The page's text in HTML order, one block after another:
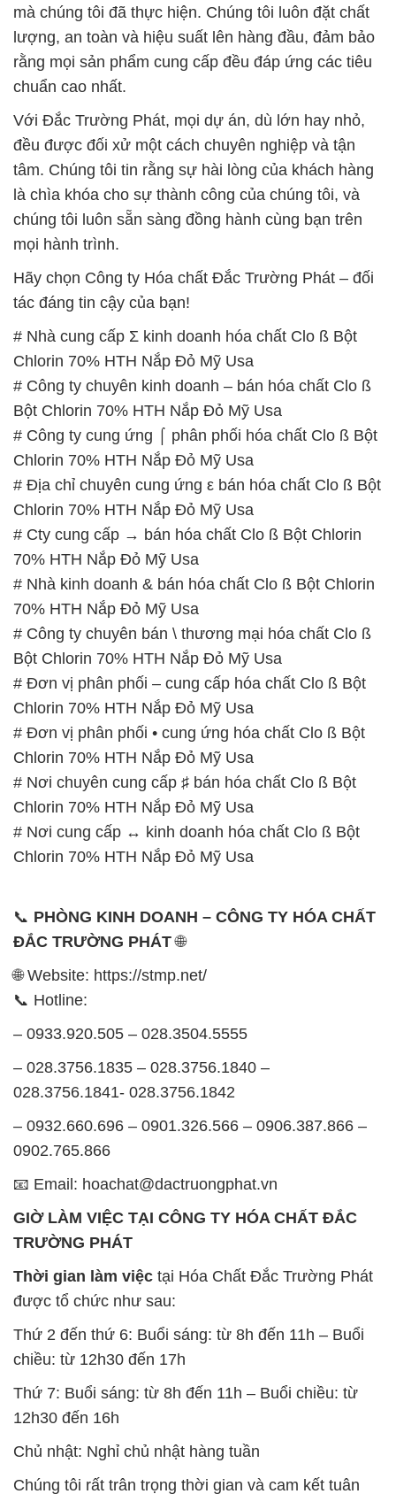
mà chúng tôi đã thực hiện. Chúng tôi luôn đặt chất
lượng, an toàn và hiệu suất lên hàng đầu, đảm bảo
rằng mọi sản phẩm cung cấp đều đáp ứng các tiêu
chuẩn cao nhất.
Với Đắc Trường Phát, mọi dự án, dù lớn hay nhỏ,
đều được đối xử một cách chuyên nghiệp và tận
tâm. Chúng tôi tin rằng sự hài lòng của khách hàng
là chìa khóa cho sự thành công của chúng tôi, và
chúng tôi luôn sẵn sàng đồng hành cùng bạn trên
mọi hành trình.
Hãy chọn Công ty Hóa chất Đắc Trường Phát – đối
tác đáng tin cậy của bạn!
# Nhà cung cấp Σ kinh doanh hóa chất Clo ß Bột
Chlorin 70% HTH Nắp Đỏ Mỹ Usa
# Công ty chuyên kinh doanh – bán hóa chất Clo ß
Bột Chlorin 70% HTH Nắp Đỏ Mỹ Usa
# Công ty cung ứng ⌠ phân phối hóa chất Clo ß Bột
Chlorin 70% HTH Nắp Đỏ Mỹ Usa
# Địa chỉ chuyên cung ứng ε bán hóa chất Clo ß Bột
Chlorin 70% HTH Nắp Đỏ Mỹ Usa
# Cty cung cấp → bán hóa chất Clo ß Bột Chlorin
70% HTH Nắp Đỏ Mỹ Usa
# Nhà kinh doanh & bán hóa chất Clo ß Bột Chlorin
70% HTH Nắp Đỏ Mỹ Usa
# Công ty chuyên bán \ thương mại hóa chất Clo ß
Bột Chlorin 70% HTH Nắp Đỏ Mỹ Usa
# Đơn vị phân phối – cung cấp hóa chất Clo ß Bột
Chlorin 70% HTH Nắp Đỏ Mỹ Usa
# Đơn vị phân phối • cung ứng hóa chất Clo ß Bột
Chlorin 70% HTH Nắp Đỏ Mỹ Usa
# Nơi chuyên cung cấp ♯ bán hóa chất Clo ß Bột
Chlorin 70% HTH Nắp Đỏ Mỹ Usa
# Nơi cung cấp ↔ kinh doanh hóa chất Clo ß Bột
Chlorin 70% HTH Nắp Đỏ Mỹ Usa
📞 PHÒNG KINH DOANH – CÔNG TY HÓA CHẤT
ĐẮC TRƯỜNG PHÁT🌐
🌐 Website: https://stmp.net/
📞 Hotline:
– 0933.920.505 – 028.3504.5555
– 028.3756.1835 – 028.3756.1840 –
028.3756.1841- 028.3756.1842
– 0932.660.696 – 0901.326.566 – 0906.387.866 –
0902.765.866
📧 Email: hoachat@dactruongphat.vn
GIỜ LÀM VIỆC TẠI CÔNG TY HÓA CHẤT ĐẮC
TRƯỜNG PHÁT
Thời gian làm việc tại Hóa Chất Đắc Trường Phát
được tổ chức như sau:
Thứ 2 đến thứ 6: Buổi sáng: từ 8h đến 11h – Buổi
chiều: từ 12h30 đến 17h
Thứ 7: Buổi sáng: từ 8h đến 11h – Buổi chiều: từ
12h30 đến 16h
Chủ nhật: Nghỉ chủ nhật hàng tuần
Chúng tôi rất trân trọng thời gian và cam kết tuân